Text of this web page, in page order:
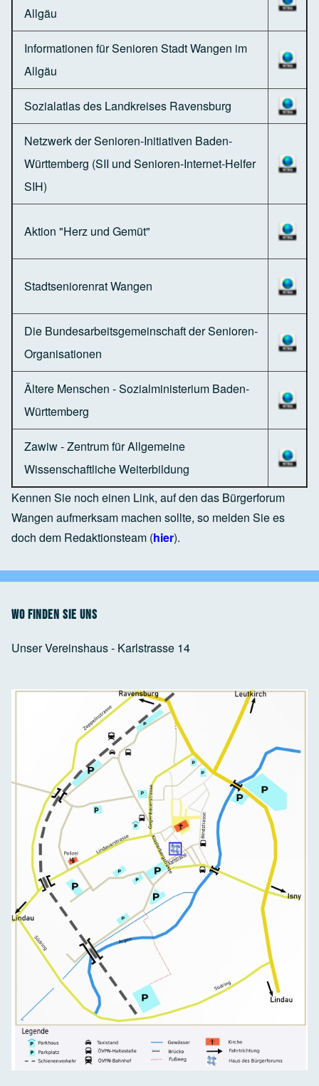
Allgäu
Informationen für Senioren Stadt Wangen im
Allgäu
Sozialatlas des Landkreises Ravensburg
Netzwerk der Senioren-Initiativen Baden-
Württemberg (SII und Senioren-Internet-Helfer
SIH)
Aktion "Herz und Gemüt"
Stadtseniorenrat Wangen
Die Bundesarbeitsgemeinschaft der Senioren-
Organisationen
Ältere Menschen - Sozialministerium Baden-
Württemberg
Zawiw - Zentrum für Allgemeine
Wissenschaftliche Weiterbildung
Kennen Sie noch einen Link, auf den das Bürgerforum
Wangen aufmerksam machen sollte, so melden Sie es
doch dem Redaktionsteam (hier).
Wo finden Sie uns
Unser Vereinshaus - Karlstrasse 14